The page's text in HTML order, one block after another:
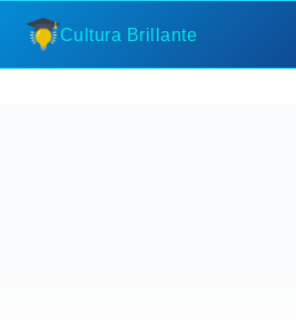
Saltar
contenido
Cultura Brillante